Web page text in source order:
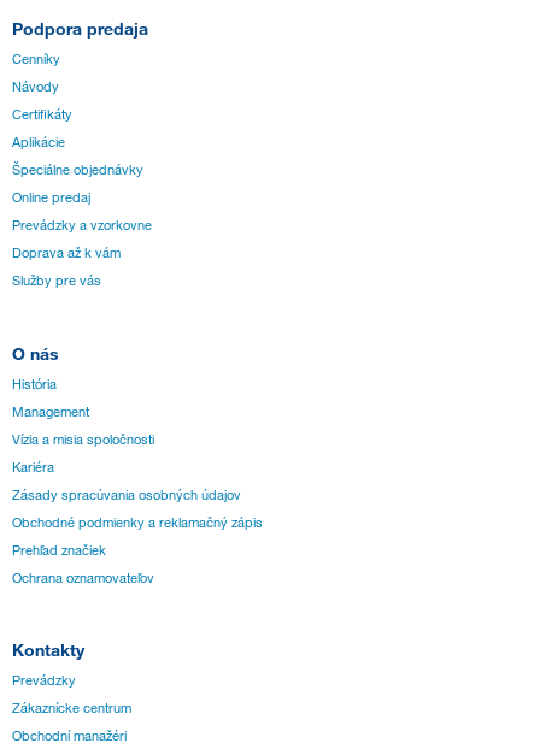
Podpora predaja
Cenníky
Návody
Certifikáty
Aplikácie
Špeciálne objednávky
Online predaj
Prevádzky a vzorkovne
Doprava až k vám
Služby pre vás
O nás
História
Management
Vízia a misia spoločnosti
Kariéra
Zásady spracúvania osobných údajov
Obchodné podmienky a reklamačný zápis
Prehľad značiek
Ochrana oznamovateľov
Kontakty
Prevádzky
Zákaznícke centrum
Obchodní manažéri